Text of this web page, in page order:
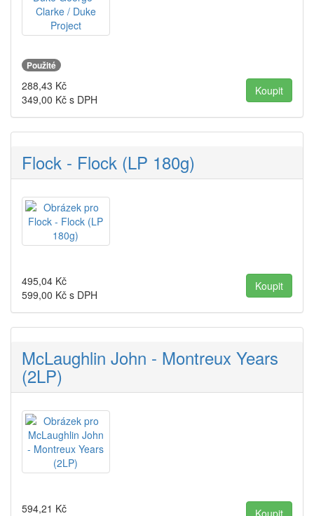
Použité
288,43 Kč
349,00 Kč s DPH
Flock - Flock (LP 180g)
495,04 Kč
599,00 Kč s DPH
McLaughlin John - Montreux Years
(2LP)
594,21 Kč